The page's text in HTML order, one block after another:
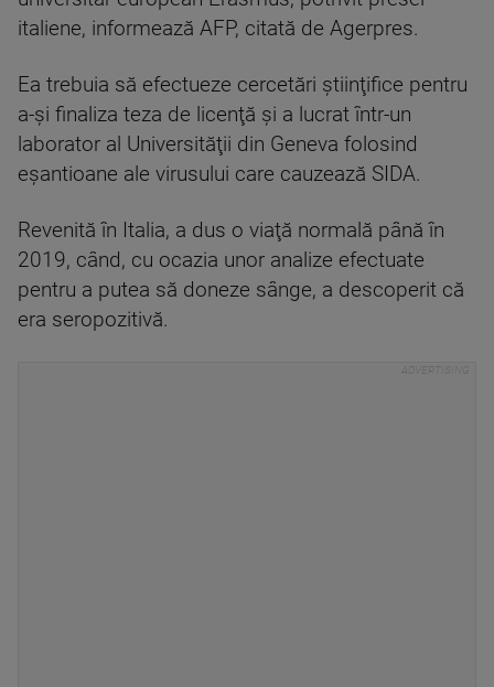
italiene, informează AFP, citată de Agerpres.
Ea trebuia să efectueze cercetări ştiinţifice pentru
a-şi finaliza teza de licenţă şi a lucrat într-un
laborator al Universităţii din Geneva folosind
eşantioane ale virusului care cauzează SIDA.
Revenită în Italia, a dus o viaţă normală până în
2019, când, cu ocazia unor analize efectuate
pentru a putea să doneze sânge, a descoperit că
era seropozitivă.